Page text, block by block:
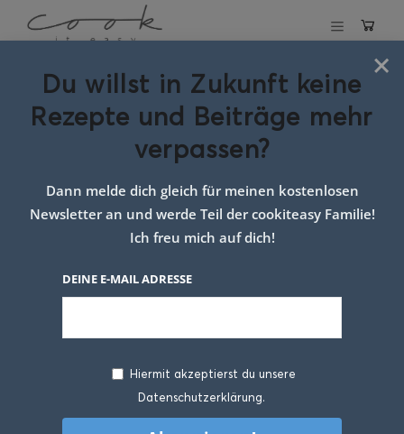
Schlagwort:
dinkel
käsespätzle
×
Du willst in Zukunft keine
Rezepte und Beiträge mehr
verpassen?
Dann melde dich gleich für meinen kostenlosen
Newsletter an und werde Teil der cookiteasy Familie!
Ich freu mich auf dich!
DEINE E-MAIL ADRESSE
Hiermit akzeptierst du unsere
Datenschutzerklärung.